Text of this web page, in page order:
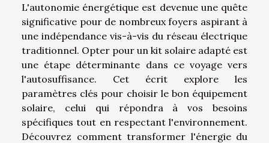
L'autonomie énergétique est devenue une quête
significative pour de nombreux foyers aspirant à
une indépendance vis-à-vis du réseau électrique
traditionnel. Opter pour un kit solaire adapté est
une étape déterminante dans ce voyage vers
l'autosuffisance. Cet écrit explore les
paramètres clés pour choisir le bon équipement
solaire, celui qui répondra à vos besoins
spécifiques tout en respectant l'environnement.
Découvrez comment transformer l'énergie du